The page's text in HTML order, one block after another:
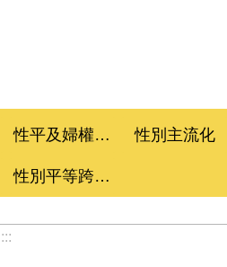
性平及婦權促進委員會 性別主流化
性別平等跨局處計畫
:::